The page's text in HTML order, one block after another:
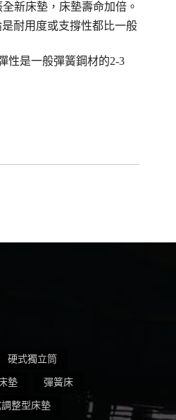
新床墊，床墊壽命加倍。
耐用度或支撐性都比一般
性是一般彈簧鋼材的2-3
硬式獨立筒
墊 彈簧床
整型床墊